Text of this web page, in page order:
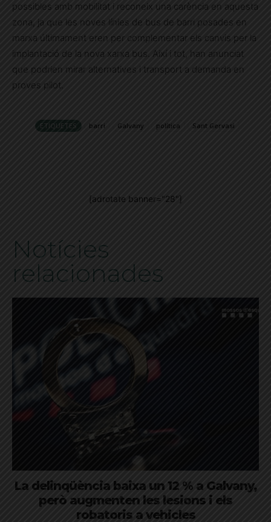
possibles amb mobilitat i reconeix una carència en aquesta
zona, ja que les noves línies de bus de barri posades en
marxa últimament eren per complementar els canvis per la
implantació de la nova xarxa bus. Així i tot, han anunciat
que podrien mirar alternatives i transport a demanda en
proves pilot.
ETIQUETES barri Galvany política Sant Gervasi
[adrotate banner="28"]
Notícies
relacionades
La delinqüència baixa un 12 % a Galvany,
però augmenten les lesions i els
robatoris a vehicles